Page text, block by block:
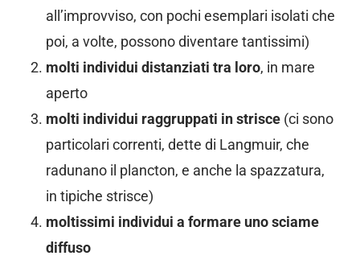
all’improvviso, con pochi esemplari isolati che
poi, a volte, possono diventare tantissimi)
molti individui distanziati tra loro, in mare
aperto
molti individui raggruppati instrisce(ci sono
particolari correnti, dette di Langmuir, che
radunano il plancton, e anche la spazzatura,
in tipiche strisce)
moltissimi individui a formare uno sciame
diffuso